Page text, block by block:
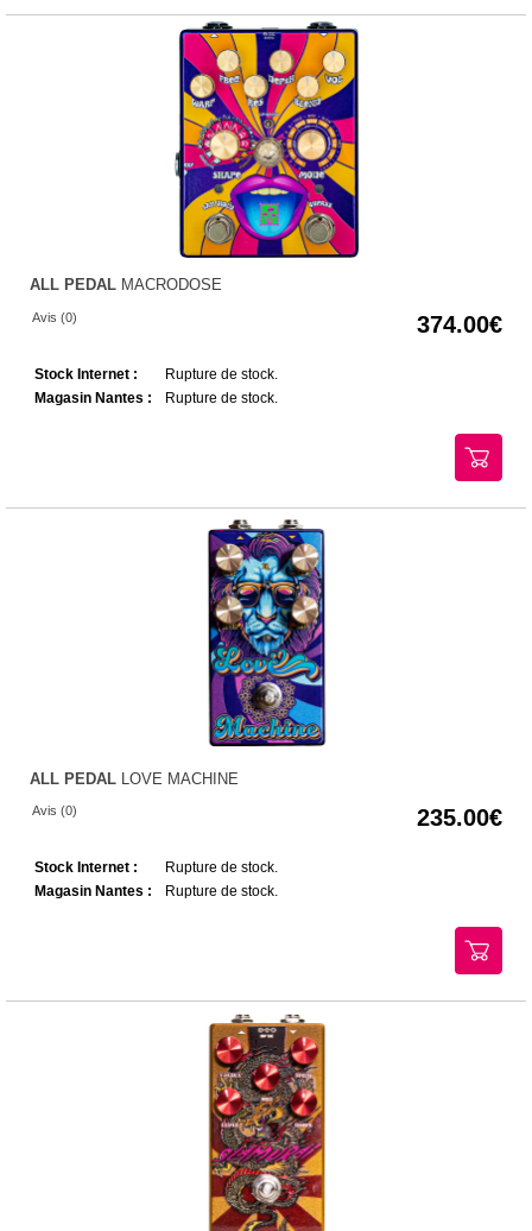
ALL PEDAL MACRODOSE
Avis (0) 374.00
Stock Internet :
Rupture de stock.
Magasin Nantes :
Rupture de stock.
ALL PEDAL LOVE MACHINE
Avis (0) 235.00
Stock Internet :
Rupture de stock.
Magasin Nantes :
Rupture de stock.